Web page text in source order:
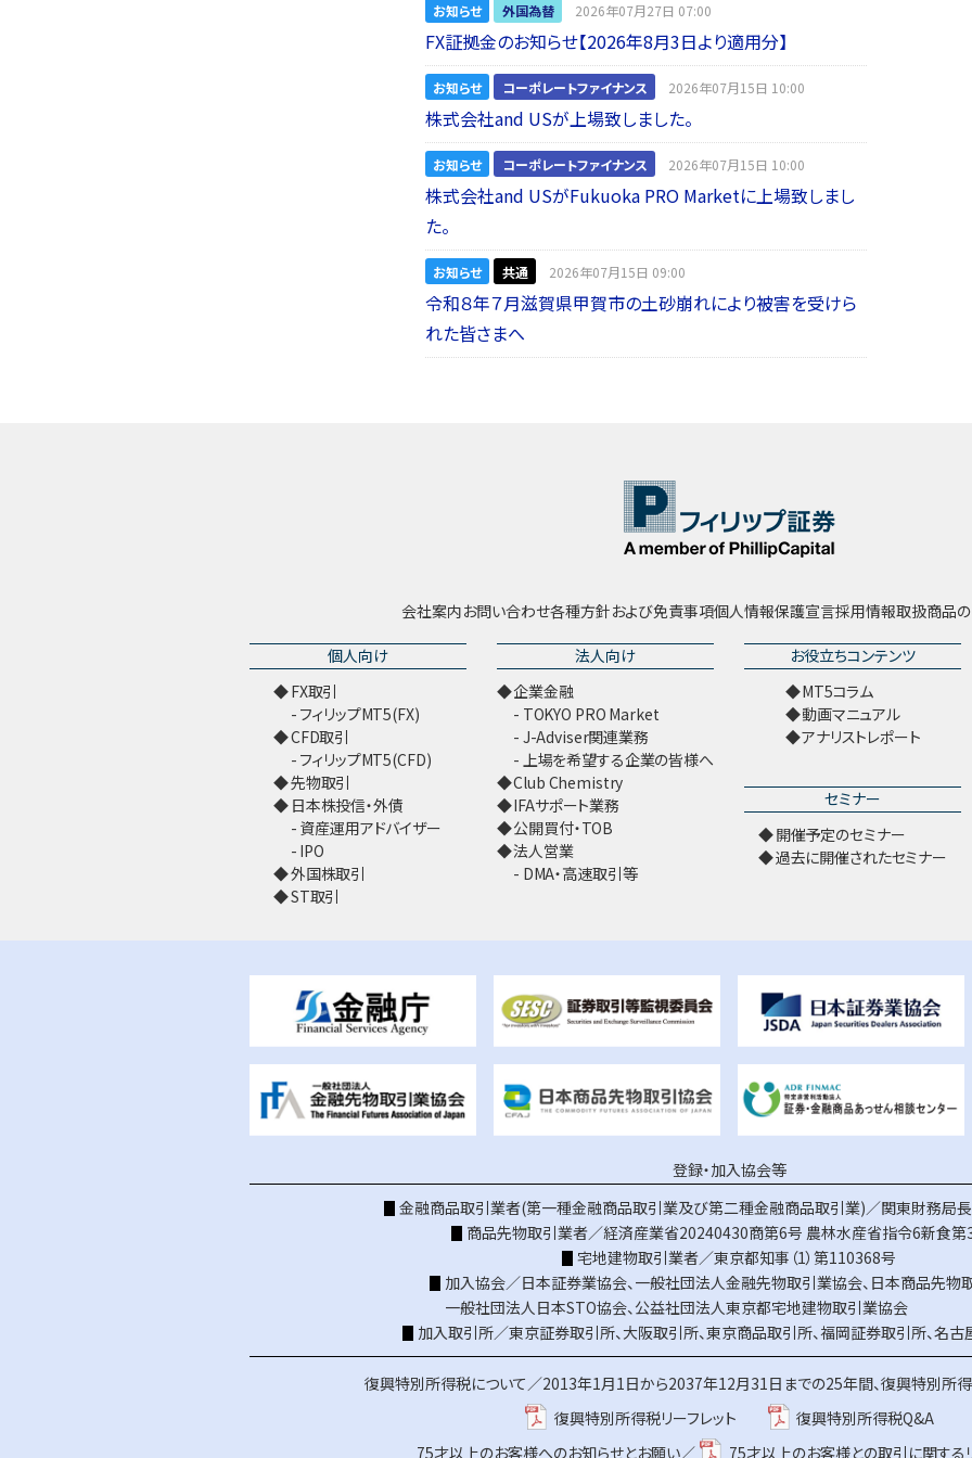
お知らせ 外国為替 2026年07月27日 07:00
FX証拠金のお知らせ【2026年8月3日より適用分】
お知らせ コーポレートファイナンス 2026年07月15日 10:00
株式会社and USが上場致しました。
お知らせ コーポレートファイナンス 2026年07月15日 10:00
株式会社and USがFukuoka PRO Marketに上場致しまし
た。
お知らせ 共通 2026年07月15日 09:00
令和８年７月滋賀県甲賀市の土砂崩れにより被害を受けら
れた皆さまへ
会社案内お問い合わせ各種方針および免責事項個人情報保護宣言採用情報取扱商品
個人向け
FX取引
フィリップMT5(FX)
CFD取引
フィリップMT5(CFD)
先物取引
日本株投信・外債
資産運用アドバイザー
IPO
外国株取引
ST取引
法人向け
企業金融
TOKYO PRO Market
J-Adviser関連業務
上場を希望する企業の皆様へ
Club Chemistry
IFAサポート業務
公開買付・TOB
法人営業
DMA・高速取引等
お役立ちコンテンツ
MT5コラム
動画マニュアル
アナリストレポート
セミナー
開催予定のセミナー
過去に開催されたセミナー
登録・加入協会等
金融商品取引業者(第一種金融商品取引業及び第二種金融商品取引業)／関東財務局長
商品先物取引業者／経済産業省20240430商第6号 農林水産省指令6新食第
宅地建物取引業者／東京都知事（1）第110368号
加入協会／日本証券業協会、 一般社団法人金融先物取引業協会、 日本商品先物
一般社団法人日本STO協会、 公益社団法人東京都宅地建物取引業協会
加入取引所／東京証券取引所、大阪取引所、東京商品取引所、福岡証券取引所、名古
復興特別所得税について／2013年1月1日から2037年12月31日までの25年間、復興特別所得
復興特別所得税リーフレット
復興特別所得税Q&A
75才以上のお客様へのお知らせとお願い／
75才以上のお客様との取引に関する